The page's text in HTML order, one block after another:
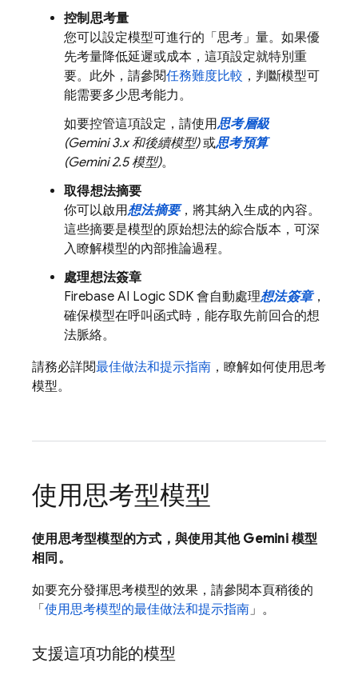
控制思考量
您可以設定模型可進行的「思考」量。如果優
先考量降低延遲或成本，這項設定就特別重
要。此外，請參閱任務難度比較 ，判斷模型可
能需要多少思考能力。
如要控管這項設定，請使用思考層級
(Gemini 3.x和後續模型)或思考預算
(Gemini 2.5模型)。
取得想法摘要
你可以啟用想法摘要，將其納入生成的內容。
這些摘要是模型的原始想法的綜合版本，可深
入瞭解模型的內部推論過程。
處理想法簽章
Firebase AI Logic SDK 會自動處理想法簽章，
確保模型在呼叫函式時，能存取先前回合的想
法脈絡。
請務必詳閱最佳做法和提示指南 ，瞭解如何使用思考
模型。
使用思考型模型
使用思考型模型的方式，與使用其他 Gemini模型
相同。
如要充分發揮思考模型的效果，請參閱本頁稍後的
「 使用思考模型的最佳做法和提示指南」。
支援這項功能的模型